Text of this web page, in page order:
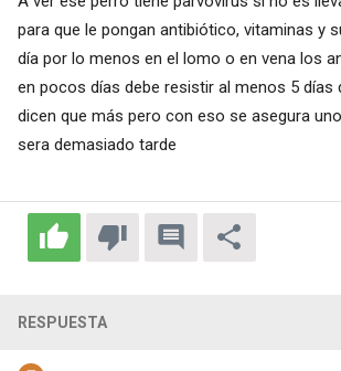
para que le pongan antibiótico, vitaminas y
día por lo menos en el lomo o en vena los
en pocos días debe resistir al menos 5 días
dicen que más pero con eso se asegura
sera demasiado tarde
RESPUESTA